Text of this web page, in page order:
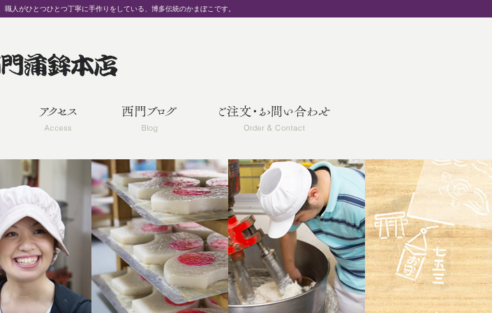
人がひとつひとつ丁寧に手作りをしている、博多伝統のかまぼこです。